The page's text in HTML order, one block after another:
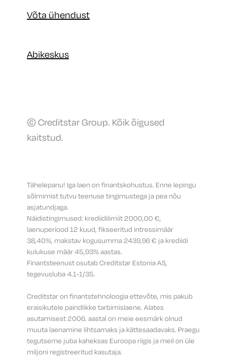
Võta ühendust
Abikeskus
© Creditstar Group. Kõik õigused
kaitstud.
Tähelepanu! Iga laen on finantskohustus. Enne lepingu
sõlmimist tutvu teenuse tingimustega ja pea nõu
asjatundjaga.
Näidistingimused: krediidilimiit 2000,00 €,
laenuperiood 12 kuud, fikseeritud intressimäär
38,40%, makstav kogusumma 2439,96 € ja krediidi
kulukuse määr 45,93% aastas.
Finantsteenust osutab Creditstar Estonia AS,
tegevusluba 4.1-1/35.
Creditstar on finantstehnoloogia ettevõte, mis pakub
eraisikutele paindlikke tarbimislaene. Alates
asutamisest 2006. aastal on meie eesmärk olnud
muuta laenamine lihtsamaks ja kättesaadavaks. Praegu
tegutseme juba kaheksas Euroopa riigis ja meil on üle
miljoni registreeritud kasutaja.